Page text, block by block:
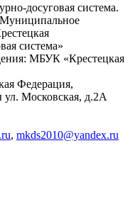
досуговая система.
система»
МБУК «Крестецкая
Федерация,
ул. Московская, д.2А
, mkds2010@yandex.ru